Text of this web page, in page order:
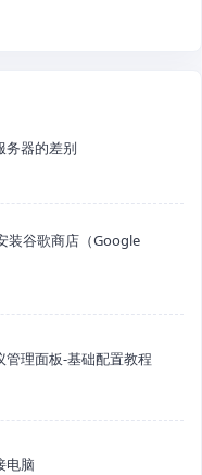
务器的差别
装谷歌商店（Google
管理面板-基础配置教程
电脑